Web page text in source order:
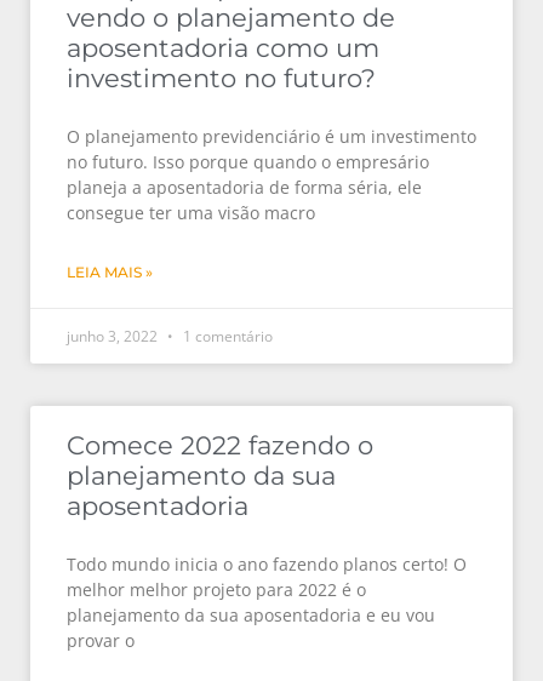
vendo o planejamento de
aposentadoria como um
investimento no futuro?
O planejamento previdenciário é um investimento
no futuro. Isso porque quando o empresário
planeja a aposentadoria de forma séria, ele
consegue ter uma visão macro
LEIA MAIS »
junho 3, 2022 1 comentário
Comece 2022 fazendo o
planejamento da sua
aposentadoria
Todo mundo inicia o ano fazendo planos certo! O
melhor melhor projeto para 2022 é o
planejamento da sua aposentadoria e eu vou
provar o